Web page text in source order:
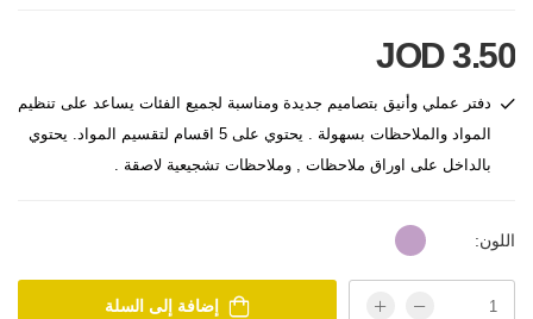
3.50 JOD
دفتر عملي وأنيق بتصاميم جديدة ومناسبة لجميع الفئات يساعد على تنظيم
المواد والملاحظات بسهولة . يحتوي على 5 اقسام لتقسيم المواد. يحتوي
بالداخل على اوراق ملاحظات , وملاحظات تشجيعية لاصقة .
اللون:
إضافة إلى السلة